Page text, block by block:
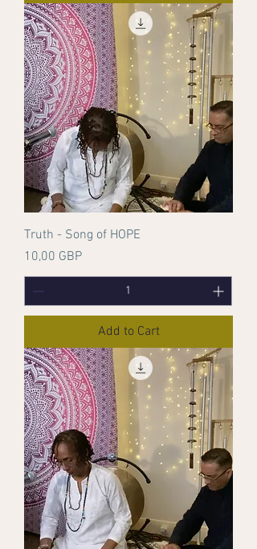
Truth - Song of HOPE
Price
10,00 GBP
Add to Cart